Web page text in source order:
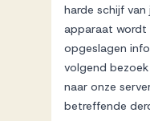
Werken bij AV
Aanmelden
harde schijf
apparaat wordt
opgeslagen
volgend
naar onze
betreffende